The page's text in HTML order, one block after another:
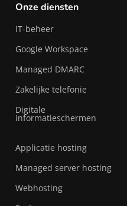
Onze diensten
IT-beheer
Google Workspace
Managed DMARC
Zakelijke telefonie
Digitale
informatieschermen
Applicatie hosting
Managed server hosting
Webhosting